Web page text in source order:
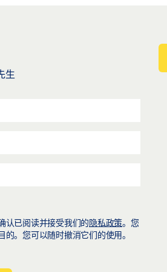
生
认已阅读并接受我们的隐私政策。您
的。您可以随时撤消它们的使用。